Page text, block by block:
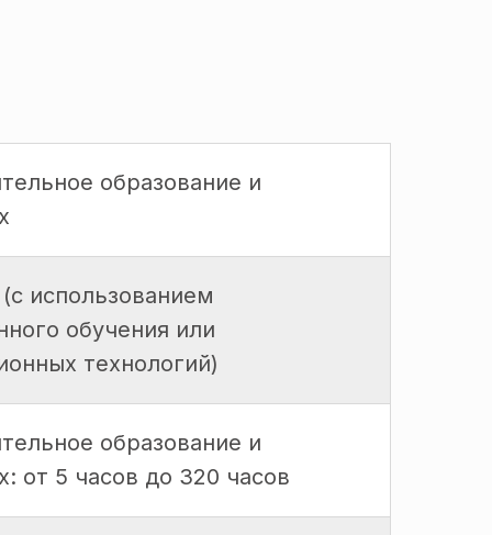
образование и
использованием
обучения или
технологий)
образование и
от 5 часов до 320 часов